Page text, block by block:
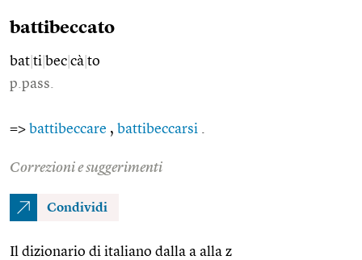
battibeccato
bat ti bec cà to
p.pass.
=> battibeccare , battibeccarsi
Correzioni e suggerimenti
Condividi
Il dizionario di italiano dalla a alla z